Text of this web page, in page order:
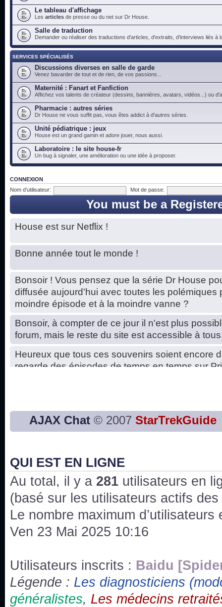
Le tableau d'affichage
Les articles de presse ou du net sur Dr House.
Salle de traduction
Demander ou réaliser des traductions d'articles, d'extraits, d'interviews liés à
SERVICES SPÉCIALISÉS
Discussions diverses en salle de garde
Venez bavarder de tout et de rien, de vos passions...
Maternité : Fanart et Fanfiction
Affichez vos talents de créateur (dessins, bannières, avatars, vidéos...) ou
Pharmacie : autres séries
Dr House ne vous suffit pas, vous êtes addict à d'autres séries.
Unité pédiatrique : jeux
House est un grand gamin et adore jouer, nous aussi.
Laboratoire : le site house-fr
Un bug à signaler, une amélioration ou une idée à proposer.
CONNEXION
Nom d’utilisateur:
Mot de passe:
You must be a
House est sur Netflix !
Bonne année tout le monde !
Bonsoir ! Vous pensez que la série Dr House
diffusée aujourd'hui avec toutes les polémiques
moindre épisode et à la moindre vanne ?
Bonsoir, à compter de ce jour il n'est plus
forum, mais le reste du site est accessible à
Heureux que tous ces souvenirs soient encore
regarde des épisodes de temps en temps sur
Bon, 2020, ça n'a pas trop marché. JE vous
issus des saisons 6; 7 et 8 !
Bonne année 2020 !
Bonne année 2019 !
Joyeux Noël !
Bonne année tout le monde !
Un peu de ménage, spams supprimés. Depuis
chaines françaises diffusent House, HD1 et
AJAX Chat © 2007 StarTrekGuide
QUI EST EN LIGNE
Au total, il y a 281 utilisateurs en
(basé sur les utilisateurs actifs
Le nombre maximum
Ven 23 Mai 2025 10:16
Utilisateurs inscrits : Baidu
Légende : Les diagnosticiens
généralistes, Les médecins